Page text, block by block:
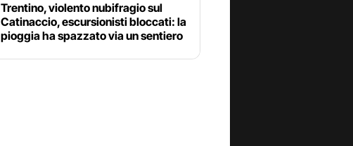
Trentino, violento nubifragio sul
Catinaccio, escursionisti bloccati: la
pioggia ha spazzato via un sentiero